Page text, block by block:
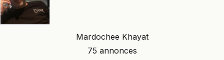
Mardochee Khayat
75 annonces